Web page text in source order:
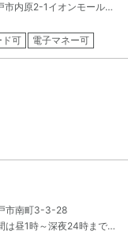
住所：〒319-0317 茨城県水戸市内原2-1イオンモール水戸内原 3F
ド可 電子マネー可
市南町3-3-28
営業時間：平日の通常営業時間は昼1時～深夜24時まで土日祝日に関しては朝10時～深夜24時までとなっております。ただし、前日までの御予約であれば深夜28時までの御利用が可能です。（市の条例により18歳未満のお客様の22時以降のご利用はお断りさせて頂いております)個人練習に関しても、バンド練習のある時間帯までは御利用が可能です。